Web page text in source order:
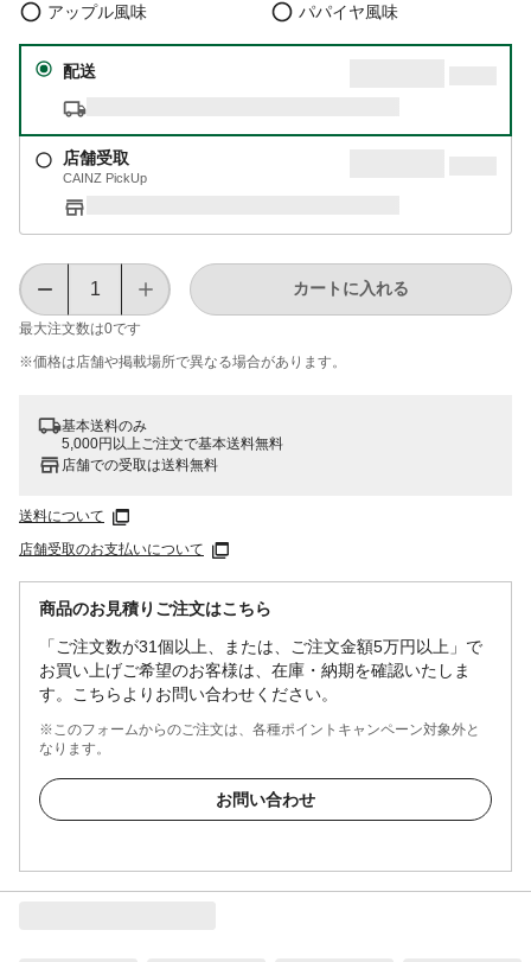
アップル風味
パパイヤ風味
配送
店舗受取
CAINZ PickUp
最大注文数は0です
カートに入れる
※価格は​店舗や​掲載場所で​異なる​場合が​あります。
基本送料のみ
5,000円以上ご注文で基本送料無料
店舗での受取は送料無料
送料について
店舗受取のお支払いについて
商品のお見積りご注文はこちら
「ご注文数が31個以上、または、ご注文金額5万円以上」で
お買い上げご希望のお客様は、在庫・納期を確認いたしま
す。こちらよりお問い合わせください。
※このフォームからのご注文は、各種ポイントキャンペーン対象外と
なります。
お問い合わせ